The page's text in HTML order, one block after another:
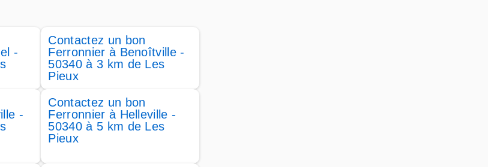
-
Contactez un bon
Ferronnier à Benoîtville -
50340 à 3 km de Les
Pieux
-
Contactez un bon
Ferronnier à Helleville -
50340 à 5 km de Les
Pieux